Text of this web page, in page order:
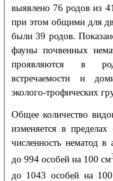
выявлено 76 родов из
при этом общими для
были 39 родов.
фауны почвенных
проявляются в
встречаемости и
эколого-трофических
Общее количество
изменяется в
численность нематод в
до 994 особей на 100 см
до 1043 особей на